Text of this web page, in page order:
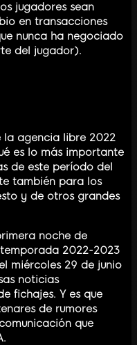
jugadores sean
en transacciones
nunca ha negociado
del jugador).
la agencia libre 2022
es lo más importante
de este período del
también para los
y de otros grandes
noche de
2022-2023
miércoles 29 de junio
noticias
fichajes. Y es que
de rumores
que